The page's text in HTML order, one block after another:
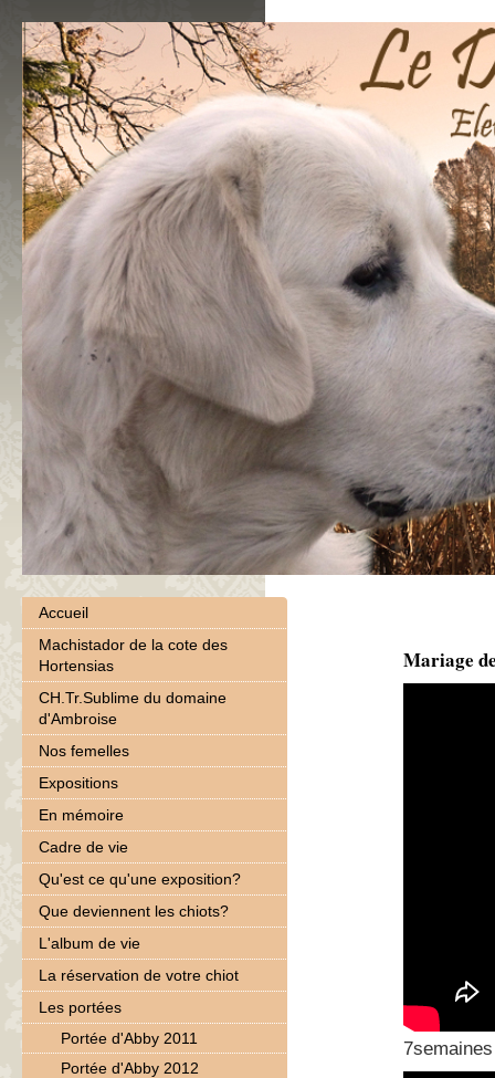
Mariage
Accueil
Machistador de la cote des
Hortensias
CH.Tr.Sublime du domaine
d'Ambroise
Nos femelles
Expositions
En mémoire
Cadre de vie
Qu'est ce qu'une exposition?
Que deviennent les chiots?
L'album de vie
La réservation de votre chiot
Les portées
Portée d'Abby 2011
Portée d'Abby 2012